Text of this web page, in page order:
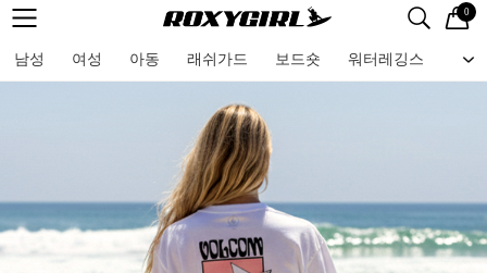
메뉴 검색
로고 0
남성 여성 아동 래쉬가드 보드숏 워터레깅스 비
메뉴